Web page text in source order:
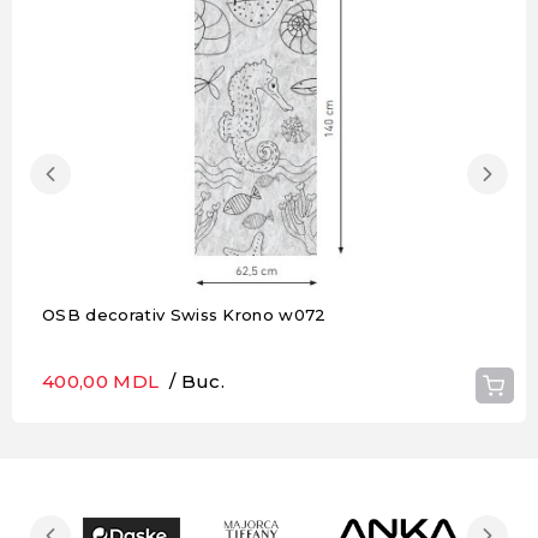
OSB decorativ Swiss Krono w072
400,00 MDL / Buc.